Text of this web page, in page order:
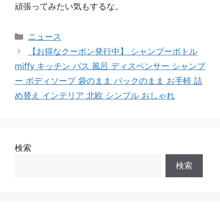
頑張ってみたい気もするな。
カ
テ
リ
ー
ニュース
【お得なクーポン発行中】 シャンプーボトル
miffy キッチン バス 風呂 ディスペンサー シャンプ
ー ボディソープ 袋のまま パックのまま お手軽 詰
め替え インテリア 北欧 シンプル おしゃれ
検索
検索